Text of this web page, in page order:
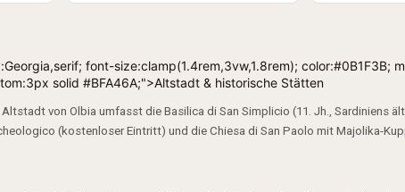
font-size:clamp(1.4rem,3vw,1.8rem); color:#0B1F3B;
solid #BFA46A;">Altstadt & historische Stätten
von Olbia umfasst die Basilica di San Simplicio (11. Jh., Sardiniens
(kostenloser Eintritt) und die Chiesa di San Paolo mit Majolika-